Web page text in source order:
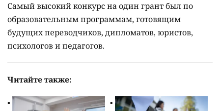
Самый высокий конкурс на один грант был по
образовательным программам, готовящим
будущих переводчиков, дипломатов, юристов,
психологов и педагогов.
Читайте также: